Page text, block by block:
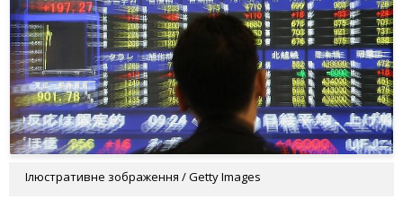
Ілюстративне зображення / Getty Images